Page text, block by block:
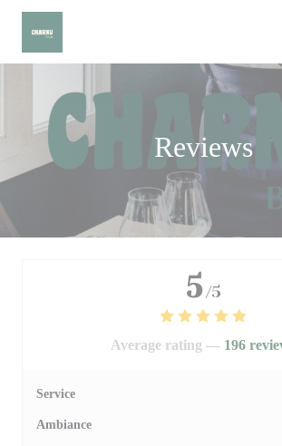
Personalizing your cookie choices
Reviews
5 /5
Average rating — 196
Service
Ambiance